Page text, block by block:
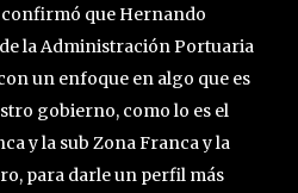
que Hernando
la Administración Portuaria
un enfoque en algo que es
gobierno, como lo es el
y la sub Zona Franca y la
para darle un perfil más